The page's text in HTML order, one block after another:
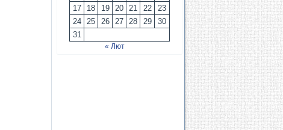
17
18 19 20 21 22
23
24
25 26 27 28 29
30
31
« Лют